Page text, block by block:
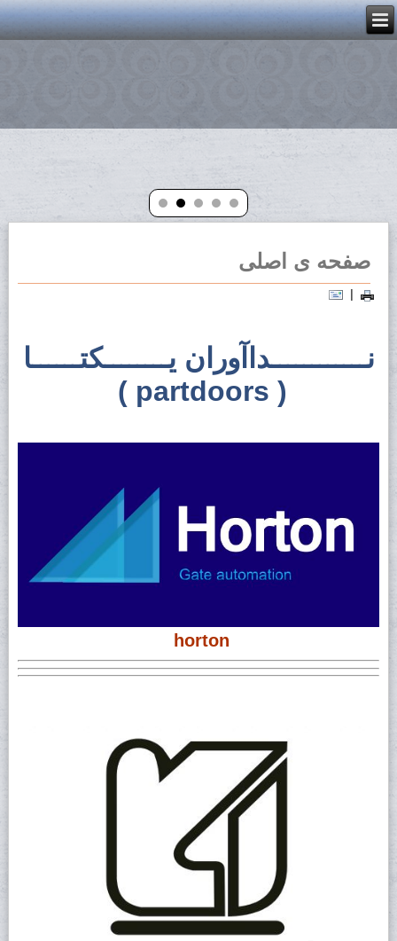
صفحه ی اصلی
نــــــــــــداآوران یــــــــکتــــــا
( partdoors )
horton